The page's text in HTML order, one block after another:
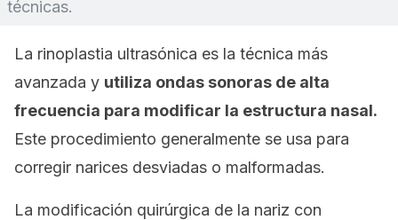
técnicas.
La rinoplastia ultrasónica es la técnica más
avanzada y utiliza ondas sonoras de alta
frecuencia para modificar la estructura nasal.
Este procedimiento generalmente se usa para
corregir narices desviadas o malformadas.
La modificación quirúrgica de la nariz con